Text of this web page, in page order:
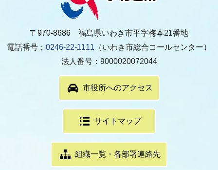
〒970-8686 福島県いわき市平字梅本21番地
電話番号： 0246-22-1111 （いわき市総合コールセンター）
法人番号：9000020072044
市役所へのアクセス
サイトマップ
組織一覧・各部署連絡先